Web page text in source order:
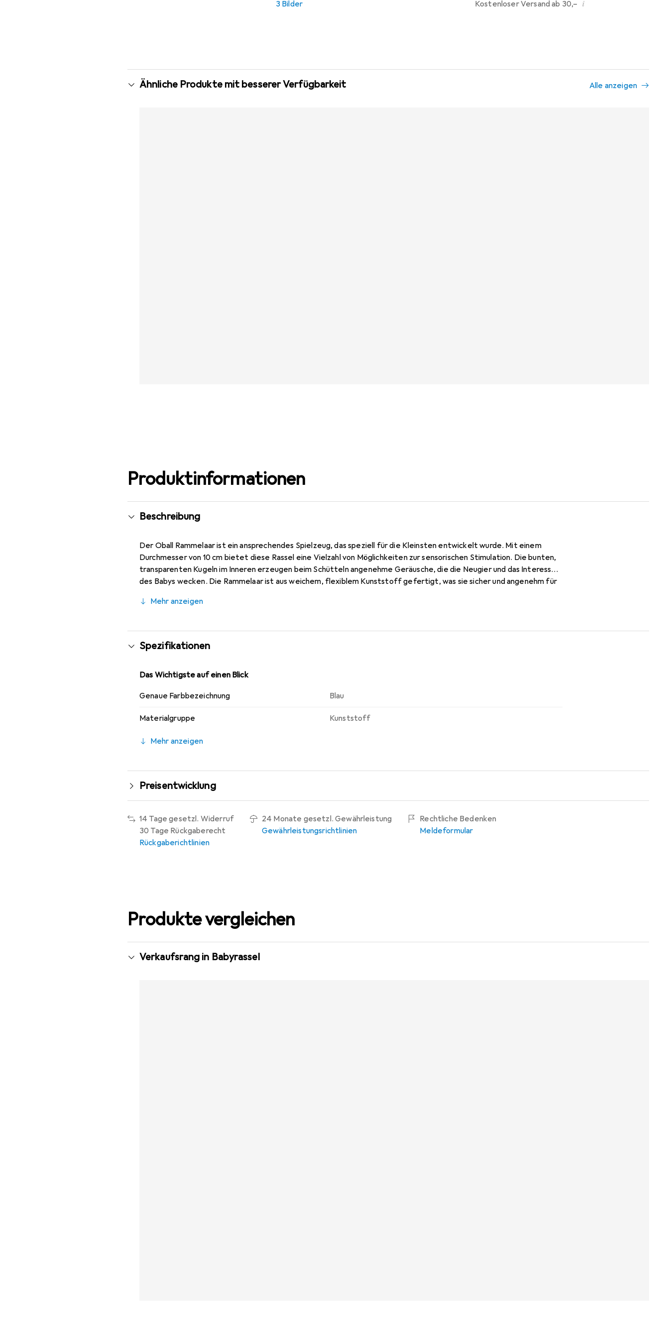
3 Bilder Kostenloser Versand ab 30,– i
Ähnliche Produkte mit besserer Verfügbarkeit Alle anzeigen
Produktinformationen
Beschreibung
Der Oball Rammelaar ist ein ansprechendes Spielzeug, das speziell für die Kleinsten entwickelt wurde. Mit einem
Durchmesser von 10 cm bietet diese Rassel eine Vielzahl von Möglichkeiten zur sensorischen Stimulation. Die bunten,
transparenten Kugeln im Inneren erzeugen beim Schütteln angenehme Geräusche, die die Neugier und das Interesse
des Babys wecken. Die Rammelaar ist aus weichem, flexiblem Kunststoff gefertigt, was sie sicher und angenehm für
motorischen Fähigkeiten fördert. Dieses Spielzeug ist für alle Altersgruppen geeignet und wird schnell zum
Mehr anzeigen
Spezifikationen
Das Wichtigste auf einen Blick
Genaue Farbbezeichnung Blau
Materialgruppe Kunststoff
Mehr anzeigen
Preisentwicklung
14 Tage gesetzl. Widerruf
30 Tage Rückgaberecht
Rückgaberichtlinien
24 Monate gesetzl. Gewährleistung
Gewährleistungsrichtlinien
Rechtliche Bedenken
Meldeformular
Produkte vergleichen
Verkaufsrang in Babyrassel